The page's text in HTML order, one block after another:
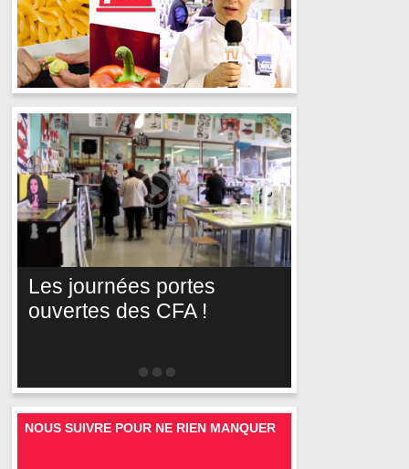
Les journées portes
ouvertes des CFA !
NOUS SUIVRE POUR NE RIEN MANQUER